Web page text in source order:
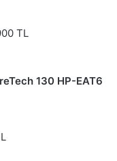
TL
130 HP-EAT6